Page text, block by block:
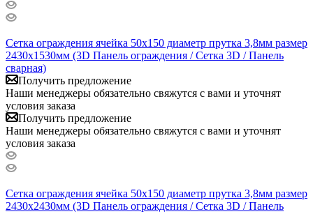
Сетка ограждения ячейка 50х150 диаметр прутка 3,8мм размер
2430x1530мм (3D Панель ограждения / Сетка 3D / Панель
сварная)
Получить предложение
Наши менеджеры обязательно свяжутся с вами и уточнят
условия заказа
Получить предложение
Наши менеджеры обязательно свяжутся с вами и уточнят
условия заказа
Сетка ограждения ячейка 50х150 диаметр прутка 3,8мм размер
2430x2430мм (3D Панель ограждения / Сетка 3D / Панель